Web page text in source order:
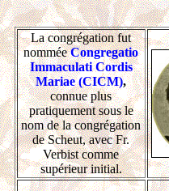
La congrégation fut
nomméeCongregatio
Immaculati Cordis
Mariae (CICM),
connue plus
pratiquement sous le
nom de la congrégation
de Scheut, avec Fr.
Verbist comme
supérieur initial.